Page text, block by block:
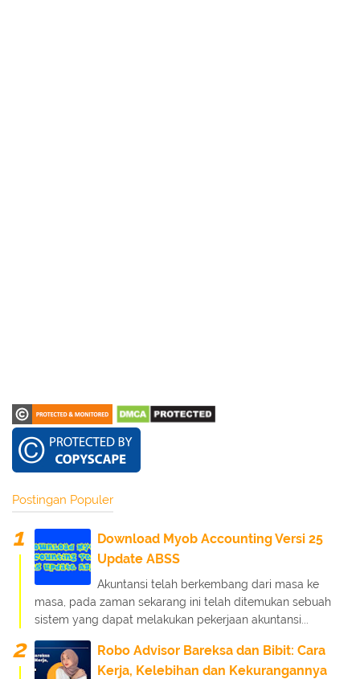
Postingan Populer
Download Myob Accounting Versi 25
Update ABSS
Akuntansi telah berkembang dari masa ke
masa, pada zaman sekarang ini telah ditemukan sebuah
sistem yang dapat melakukan pekerjaan akuntansi...
Robo Advisor Bareksa dan Bibit: Cara
Kerja, Kelebihan dan Kekurangannya